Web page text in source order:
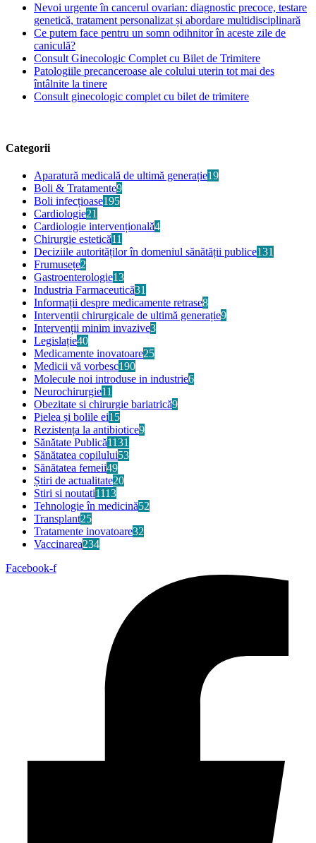
Nevoi urgente în cancerul ovarian: diagnostic precoce, testare
genetică, tratament personalizat și abordare multidisciplinară
Ce putem face pentru un somn odihnitor în aceste zile de
caniculă?
Consult Ginecologic Complet cu Bilet de Trimitere
Patologiile precanceroase ale colului uterin tot mai des
întâlnite la tinere
Consult ginecologic complet cu bilet de trimitere
Categorii
Aparatură medicală de ultimă generație19
Boli & Tratamente9
Boli infecțioase195
Cardiologie21
Cardiologie intervențională4
Chirurgie estetică11
Deciziile autorităților în domeniul sănătății publice131
Frumusețe2
Gastroenterologie13
Industria Farmaceutică31
Informații despre medicamente retrase8
Intervenții chirurgicale de ultimă generație9
Intervenții minim invazive3
Legislație40
Medicamente inovatoare25
Medicii vă vorbesc190
Molecule noi introduse in industrie6
Neurochirurgie11
Obezitate si chirurgie bariatrică9
Pielea și bolile ei15
Rezistența la antibiotice9
Sănătate Publică1131
Sănătatea copilului53
Sănătatea femeii49
Știri de actualitate20
Stiri si noutati1113
Tehnologie în medicină52
Transplant25
Tratamente inovatoare32
Vaccinarea234
Facebook-f